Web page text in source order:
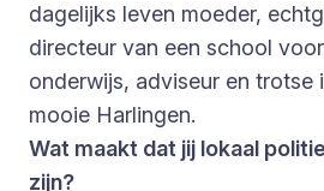
dagelijks leven moeder,
directeur van een school
onderwijs, adviseur en trotse
mooie Harlingen.
Wat maakt dat jij lokaal
zijn?